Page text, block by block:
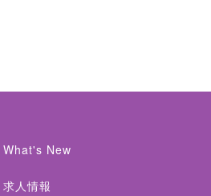
What's New
求人情報